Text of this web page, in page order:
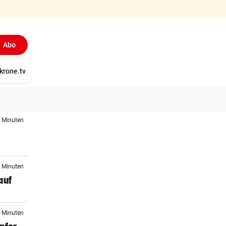
Abo
krone.tv
Minuten
Minuten
Minuten